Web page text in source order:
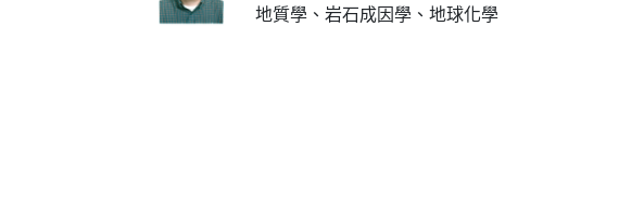
地質學、岩石成因學、地球化學